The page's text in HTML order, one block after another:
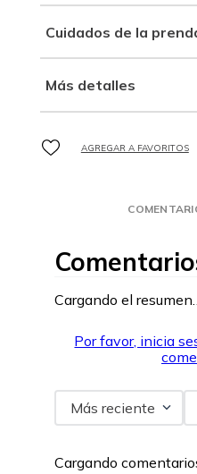
Cuidados de la
Más detalles
Cargando el resumen…
Por favor, inicia
Más reciente
Cargando